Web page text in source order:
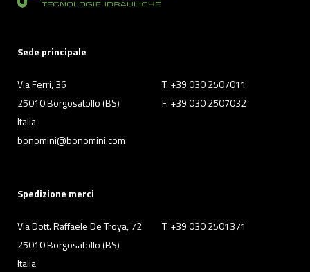
Sede principale
Via Ferri, 36
25010 Borgosatollo (BS)
Italia
T. +39 030 2507011
F. +39 030 2507032
bonomini@bonomini.com
Spedizione merci
Via Dott. Raffaele De Troya, 72
25010 Borgosatollo (BS)
Italia
T. +39 030 2501371